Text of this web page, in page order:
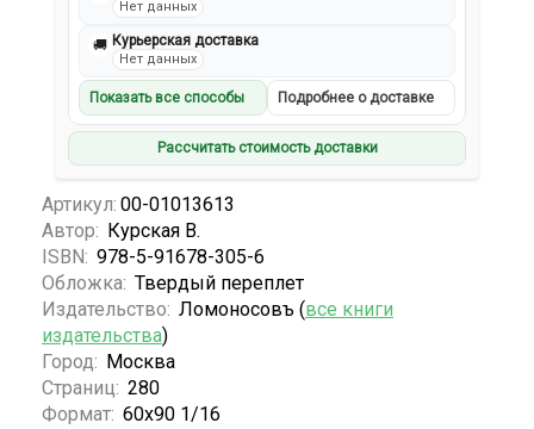
Нет данных
🚚 Курьерская доставка
Нет данных
Показать все способы Подробнее о доставке
Рассчитать стоимость доставки
Артикул: 00-01013613
Автор: Курская В.
ISBN: 978-5-91678-305-6
Обложка: Твердый переплет
Издательство: Ломоносовъ (все книги
издательства)
Город: Москва
Страниц: 280
Формат: 60х90 1/16